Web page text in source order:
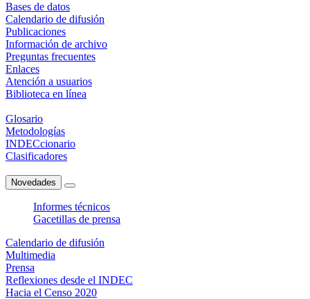
Bases de datos
Calendario de difusión
Publicaciones
Información de archivo
Preguntas frecuentes
Enlaces
Atención a usuarios
Biblioteca en línea
Glosario
Metodologías
INDECcionario
Clasificadores
Novedades
Informes técnicos
Gacetillas de prensa
Calendario de difusión
Multimedia
Prensa
Reflexiones desde el INDEC
Hacia el Censo 2020